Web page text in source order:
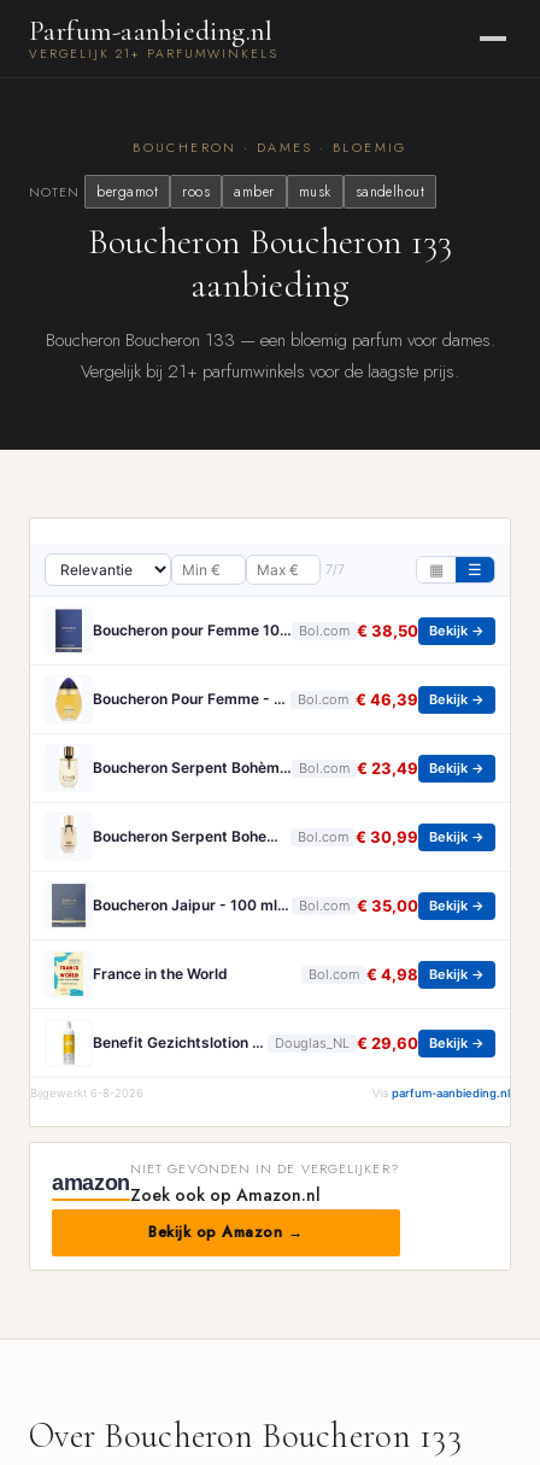
Parfum-aanbieding.nl
VERGELIJK 21+ PARFUMWINKELS
BOUCHERON · DAMES · BLOEMIG
NOTEN bergamot roos amber musk sandelhout
Boucheron Boucheron 133
aanbieding
Boucheron Boucheron 133 — een bloemig parfum voor dames.
Vergelijk bij 21+ parfumwinkels voor de laagste prijs.
7/7 ▦ ☰
Boucheron pour Femme 100 ml Eau de Parfum - Damesparfum Bol.com € 38,50 Bekijk →
Boucheron Pour Femme - 100ml - Eau de toilette Bol.com € 46,39 Bekijk →
Boucheron Serpent Bohème Eau de Parfum 50 ml Bol.com € 23,49 Bekijk →
Boucheron Serpent Boheme Eau de parfum spray 30 ml Bol.com € 30,99 Bekijk →
Boucheron Jaipur - 100 ml - Eau de Parfum - Herenparfum Bol.com € 35,00 Bekijk →
France in the World Bol.com € 4,98 Bekijk →
Benefit Gezichtslotion The POREfessional Gezichtstoner Unisex 133ml Douglas_NL € 29,60 Bekijk →
Bijgewerkt 6-8-2026 Via parfum-aanbieding.nl
amazon
NIET GEVONDEN IN DE VERGELIJKER?
Zoek ook op Amazon.nl
Bekijk op Amazon →
Over Boucheron Boucheron 133